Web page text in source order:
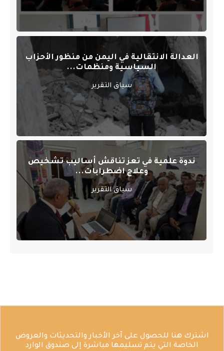
العدالة الانتقالية في اليمن من منظور الأحزاب
السياسية ومنظمات...
سياق التقرير
ندوة علمية في تعز تناقش أساليب تشخيص
وعلاج اضطرابات...
سياق التقرير
اشترك هنا للحصول على آخر الأخبار والتحديثات والعروض
الخاصة التي يتم تسليمها مباشرة إلى صندوق الوارد